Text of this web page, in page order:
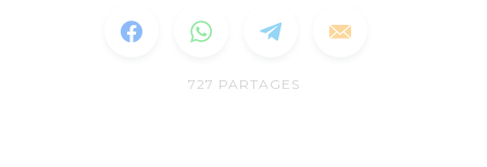
727 PARTAGES